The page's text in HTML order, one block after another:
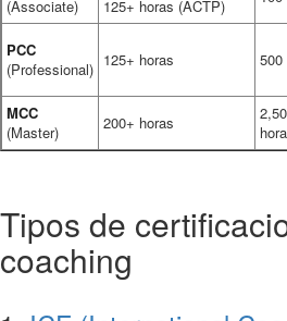
(Associate) 125+ horas (ACTP)
PCC
(Professional) 125+ horas 500
MCC
(Master)
200+ horas
Tipos de
coaching